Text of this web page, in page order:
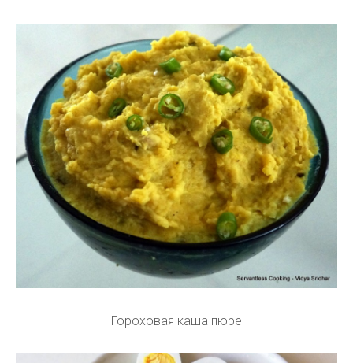
Гороховая каша пюре